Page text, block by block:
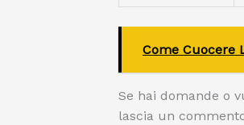
Come Cuocere
Se hai domande o
lascia un